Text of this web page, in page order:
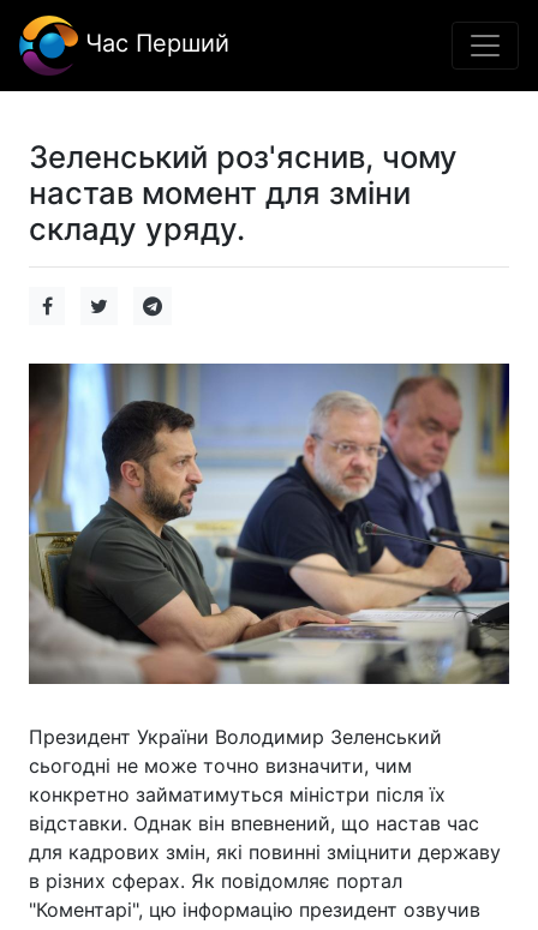
Час Перший
Зеленський роз'яснив, чому
настав момент для зміни
складу уряду.
Президент України Володимир Зеленський
сьогодні не може точно визначити, чим
конкретно займатимуться міністри після їх
відставки. Однак він впевнений, що настав час
для кадрових змін, які повинні зміцнити державу
в різних сферах. Як повідомляє портал
"Коментарі", цю інформацію президент озвучив